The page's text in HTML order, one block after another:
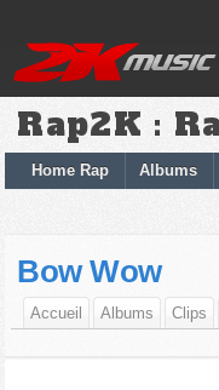
Rap2K :
Home Rap Albums
Bow Wow
Accueil Albums Clips